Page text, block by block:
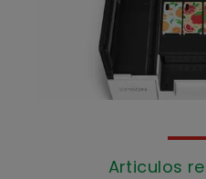
Articulos